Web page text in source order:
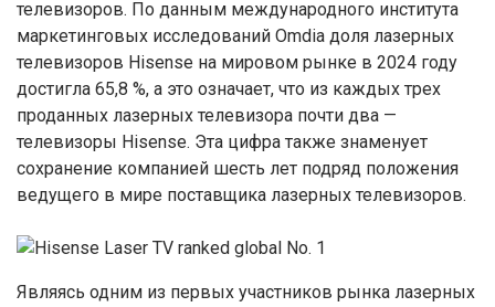
телевизоров. По данным международного института
маркетинговых исследований Omdia доля лазерных
телевизоров Hisense на мировом рынке в 2024 году
достигла 65,8 %, а это означает, что из каждых трех
проданных лазерных телевизора почти два —
телевизоры Hisense. Эта цифра также знаменует
сохранение компанией шесть лет подряд положения
ведущего в мире поставщика лазерных телевизоров.
Являясь одним из первых участников рынка лазерных